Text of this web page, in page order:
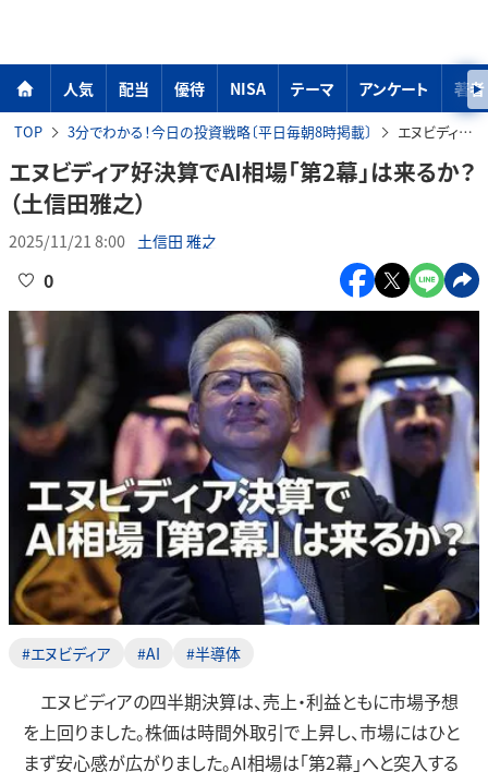
人気 配当 優待 NISA テーマ アンケート 著者
TOP 3分でわかる！今日の投資戦略〔平日毎朝8時掲載〕 エヌビディア好決算でAI相場「第2幕」は来るか？（土信田雅之）
エヌビディア好決算でAI相場「第2幕」は来るか？
（土信田雅之）
2025/11/21 8:00 土信田 雅之
0
#エヌビディア #AI #半導体
エヌビディアの四半期決算は、売上・利益ともに市場予想
を上回りました。株価は時間外取引で上昇し、市場にはひと
まず安心感が広がりました。AI相場は「第2幕」へと突入する